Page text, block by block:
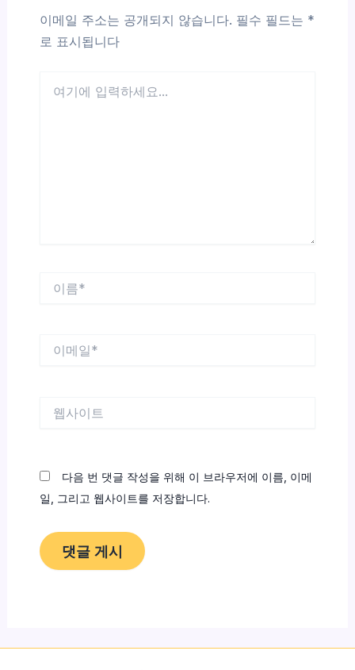
이메일 주소는 공개되지 않습니다. 필수 필드는 *
로 표시됩니다
다음 번 댓글 작성을 위해 이 브라우저에 이름, 이메
일, 그리고 웹사이트를 저장합니다.